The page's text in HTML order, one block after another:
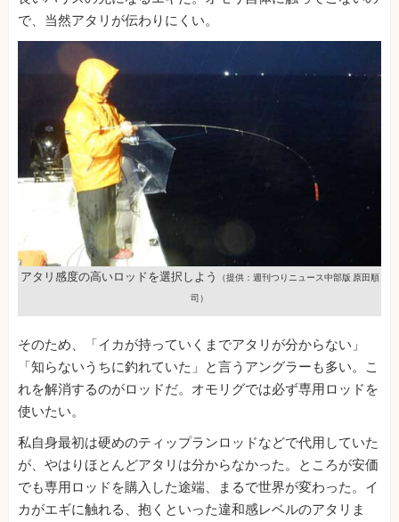
で、当然アタリが伝わりにくい。
アタリ感度の高いロッドを選択しよう （提供：週刊つりニュース中部版 原田順
司）
そのため、「イカが持っていくまでアタリが分からない」
「知らないうちに釣れていた」と言うアングラーも多い。こ
れを解消するのがロッドだ。オモリグでは必ず専用ロッドを
使いたい。
私自身最初は硬めのティップランロッドなどで代用していた
が、やはりほとんどアタリは分からなかった。ところが安価
でも専用ロッドを購入した途端、まるで世界が変わった。イ
カがエギに触れる、抱くといった違和感レベルのアタリま